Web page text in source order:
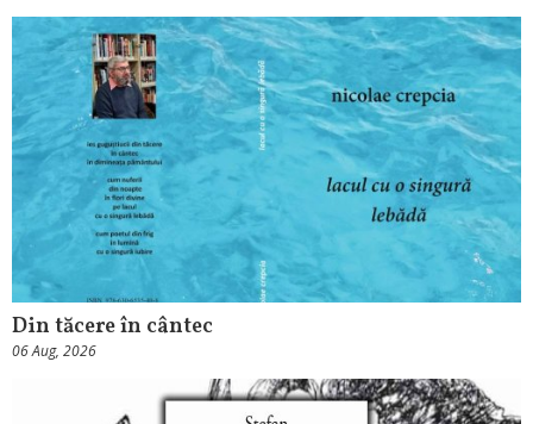
Din tăcere în cântec
06 Aug, 2026